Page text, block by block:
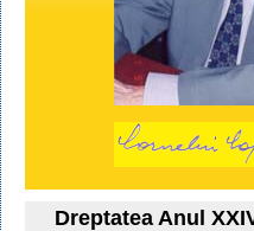
Dreptatea Anul